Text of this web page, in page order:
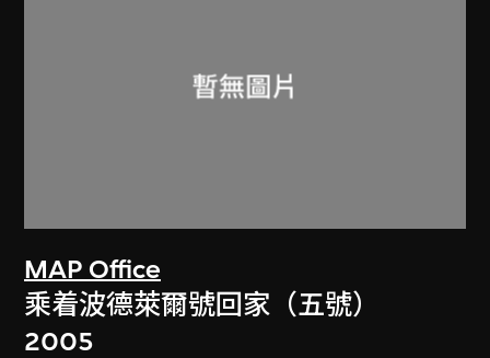
MAP Office
乘着波德萊爾號回家（五號）
2005